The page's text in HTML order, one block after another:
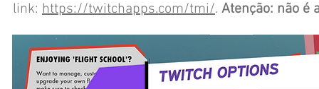
link: https://twitchapps.com/tmi/. Atenção: não é